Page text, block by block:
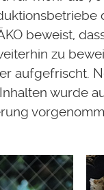
beweist,
zu
aufgefrischt.
wurde